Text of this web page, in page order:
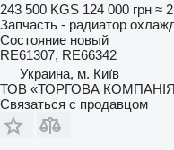
243 500 KGS 124 000 грн ≈
Запчасть - радиатор
Состояние новый
RE61307, RE66342
Украина, м. Київ
ТОВ «ТОРГОВА
Связаться с продавцом